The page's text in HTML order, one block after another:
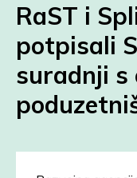
RaST i
potpisali
suradnji s